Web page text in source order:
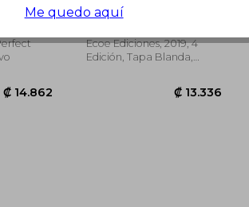
Arrieta
Edinson Sabogal Bernal
Ecoe Ediciones, 2019, 4
Edición, Tapa Blanda,
Me quedo aquí